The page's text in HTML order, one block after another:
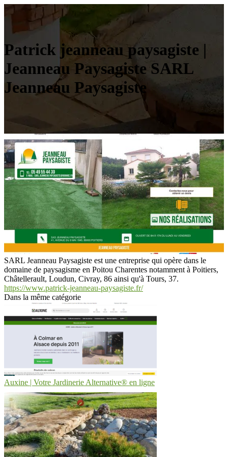
Patrick jeanneau paysagiste |
Jeanneau Paysagiste SARL
Jeanneau Paysagiste
SARL Jeanneau Paysagiste est une entreprise qui opère dans le
domaine de paysagisme en Poitou Charentes notamment à Poitiers,
Châtellerault, Loudun, Civray, 86 ainsi qu'à Tours, 37.
https://www.patrick-jeanneau-paysagiste.fr/
Dans la même catégorie
Auxine | Votre Jardinerie Alternative® en ligne